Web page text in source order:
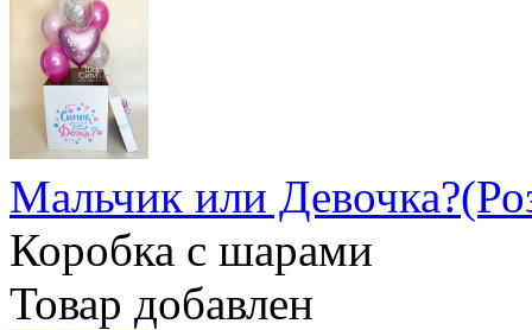
Мальчик или
Коробка с шарами
Товар добавлен